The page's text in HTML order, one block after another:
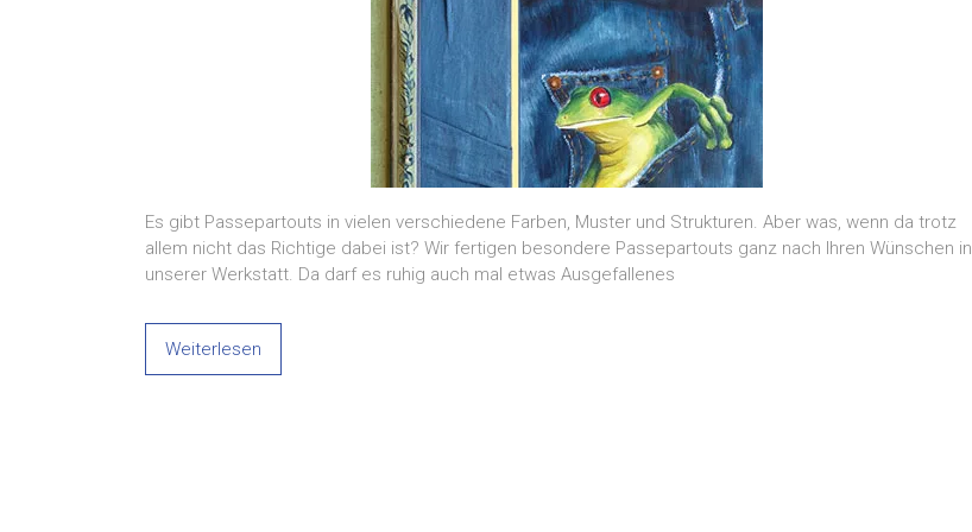
Es gibt Passepartouts in vielen verschiedene Farben, Muster und Strukturen. Aber was, wenn da trotz
allem nicht das Richtige dabei ist? Wir fertigen besondere Passepartouts ganz nach Ihren Wünschen in
unserer Werkstatt. Da darf es ruhig auch mal etwas Ausgefallenes
Weiterlesen